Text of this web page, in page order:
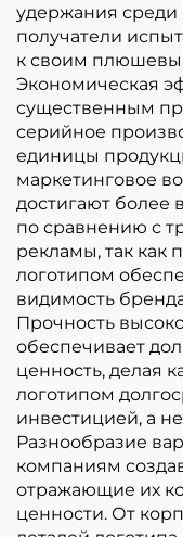
удержания среди
получатели
к своим
Экономическая
существенным
серийное
единицы
маркетинговое
достигают более
по сравнению с
рекламы, так как
логотипом
видимость
Прочность
обеспечивает
ценность, делая
логотипом
инвестицией, а
Разнообразие
компаниям
отражающие их
ценности. От